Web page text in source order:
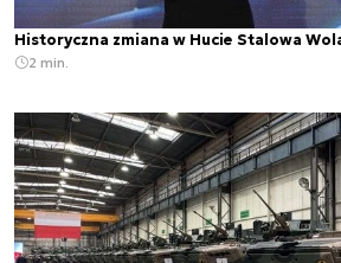
Historyczna zmiana w Hucie Stalowa
2 min.